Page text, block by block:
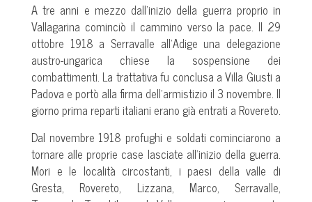
A tre anni e mezzo dall’inizio della guerra proprio in
Vallagarina cominciò il cammino verso la pace. Il 29
ottobre 1918 a Serravalle all’Adige una delegazione
austro-ungarica chiese la sospensione dei
combattimenti. La trattativa fu conclusa a Villa Giusti a
Padova e portò alla firma dell’armistizio il 3 novembre. Il
giorno prima reparti italiani erano già entrati a Rovereto.
Dal novembre 1918 profughi e soldati cominciarono a
tornare alle proprie case lasciate all’inizio della guerra.
Mori e le località circostanti, i paesi della valle di
Gresta, Rovereto, Lizzana, Marco, Serravalle,